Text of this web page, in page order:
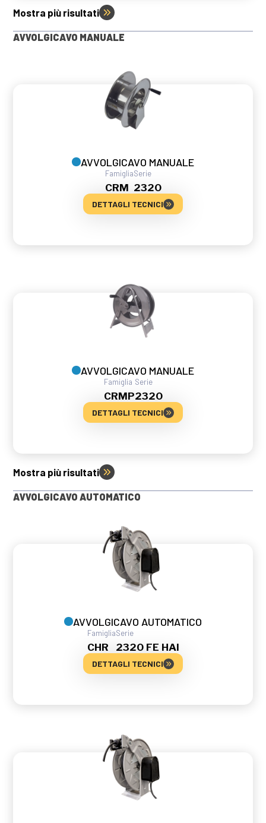
Mostra più risultati
AVVOLGICAVO MANUALE
AVVOLGICAVO MANUALE
Famiglia
CRM
Serie
2320
DETTAGLI TECNICI
AVVOLGICAVO MANUALE
Famiglia
CRMP
Serie
2320
DETTAGLI TECNICI
Mostra più risultati
AVVOLGICAVO AUTOMATICO
AVVOLGICAVO AUTOMATICO
Famiglia
CHR
Serie
2320 FE HAI
DETTAGLI TECNICI